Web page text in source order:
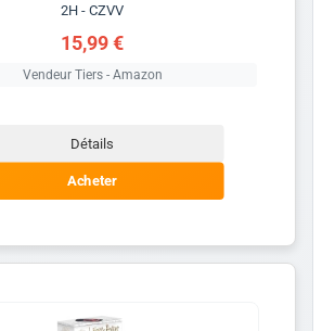
2H - CZVV
15,99 €
Vendeur Tiers - Amazon
Détails
Acheter